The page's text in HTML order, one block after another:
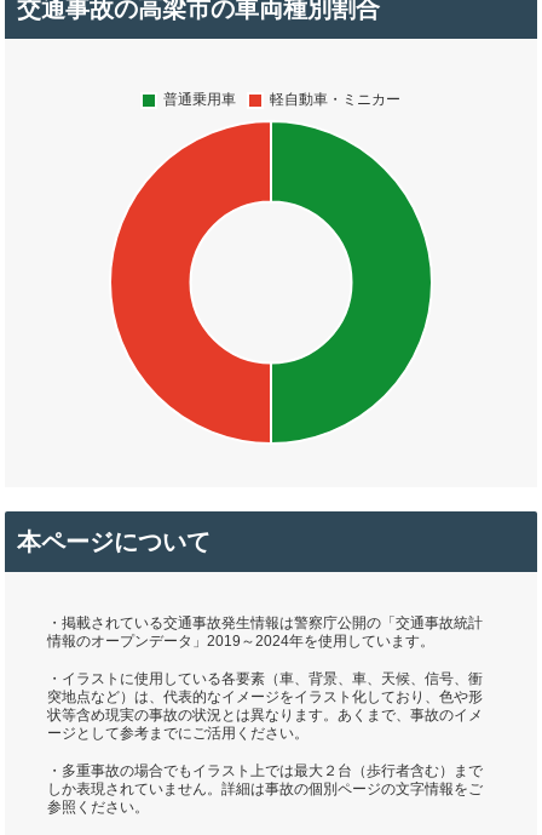
交通事故の高梁市の車両種別割合
本ページについて
・掲載されている交通事故発生情報は警察庁公開の「交通事故統計
情報のオープンデータ」2019～2024年を使用しています。
・イラストに使用している各要素（車、背景、車、天候、信号、衝
突地点など）は、代表的なイメージをイラスト化しており、色や形
状等含め現実の事故の状況とは異なります。あくまで、事故のイメ
ージとして参考までにご活用ください。
・多重事故の場合でもイラスト上では最大２台（歩行者含む）まで
しか表現されていません。詳細は事故の個別ページの文字情報をご
参照ください。